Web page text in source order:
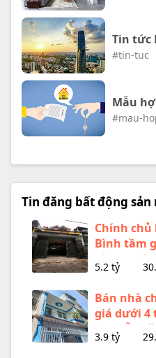
Tin tức
#tin-tuc
Mẫu
#mau-
Tin đăng bất động
Chính chủ
Bình tầm
Văn nghệ
5.2 tỷ
Bán nhà
giá dưới 4
Nguyễn
mới
3.9 tỷ